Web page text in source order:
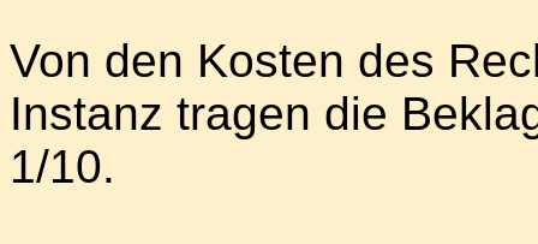
Von den Kosten des
Instanz tragen die
1/10.